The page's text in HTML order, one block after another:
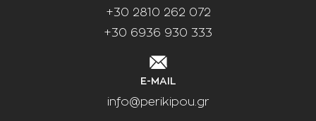
+30 2810 262 072
+30 6936 930 333
E-MAIL
info@perikipou.gr